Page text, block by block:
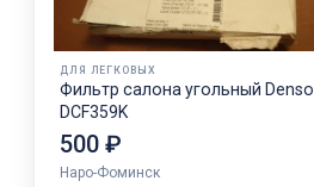
ДЛЯ ЛЕГКОВЫХ
Фильтр салона угольный Denso
DCF359K
500 ₽
Наро-Фоминск